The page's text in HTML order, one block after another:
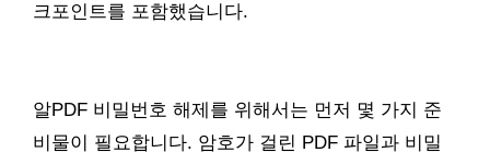
크포인트를 포함했습니다.
알PDF 비밀번호 해제를 위해서는 먼저 몇 가지 준
비물이 필요합니다. 암호가 걸린 PDF 파일과 비밀